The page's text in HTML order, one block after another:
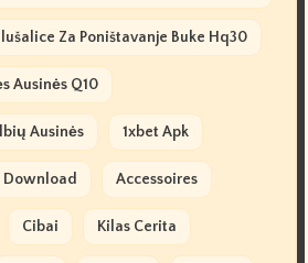
Za Poništavanje Buke Hq30
Ausinės Q10
Ausinės 1xbet Apk
Download Accessoires
Cibai Kilas Cerita